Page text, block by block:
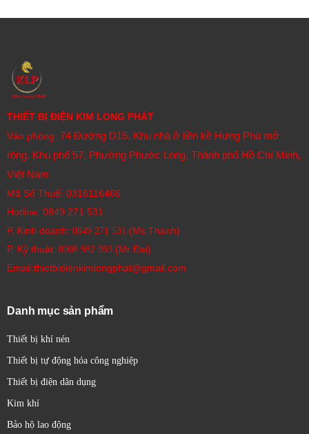
THIẾT BỊ ĐIỆN KIM LONG PHÁT
Văn phòng: 74 Đường D15, Khu nhà ở liền kề Hưng Phú mở
rộng, Khu phố 57, Phường Phước Long, Thành phố Hồ Chí Minh,
Việt Nam
Mã Số Thuế: 0316116466
Hotline: 0849 271 531
P. Kinh doanh: 0849 271 531 (Ms Thanh)
P. Kỹ thuật: 0908 982 993​ (Mr Đại)
Email:thietbidienkimlongphat@gmail.com
Danh mục sản phẩm
Thiết bị khí nén
Thiết bị tự động hóa công nghiệp
Thiết bị điện dân dụng
Kim khí
Bảo hộ lao động